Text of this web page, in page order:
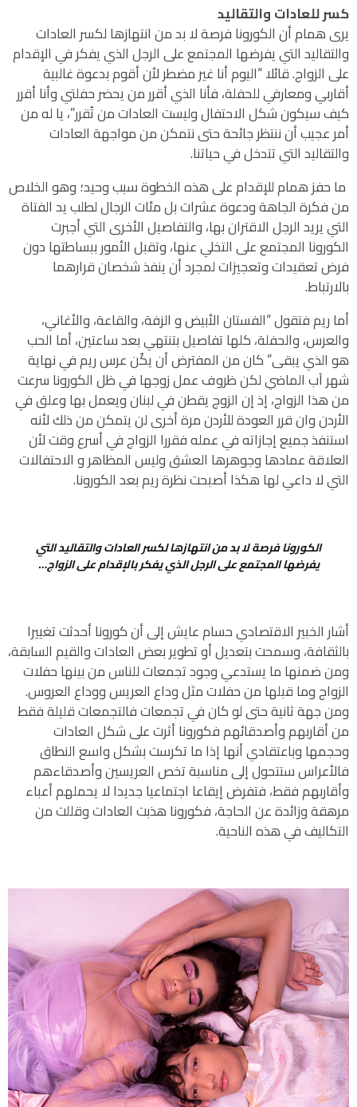
كسر للعادات والتقاليد
يرى همام أن الكورونا فرصة لا بد من انتهازها لكسر العادات
والتقاليد التي يفرضها المجتمع على الرجل الذي يفكر في الإقدام
على الزواج. قائلا “اليوم أنا غير مضطر لأن أقوم بدعوة غالبية
أقاربي ومعارفي للحفلة، فأنا الذي أقرر من يحضر حفلتي وأنا أقرر
كيف سيكون شكل الاحتفال وليست العادات من تُقرر”، يا له من
أمر عجيب أن ننتظر جائحة حتى نتمكن من مواجهة العادات
والتقاليد التي تتدخل في حياتنا.
ما حفز همام للإقدام على هذه الخطوة سبب وحيد؛ وهو الخلاص
من فكرة الجاهة ودعوة عشرات بل مئات الرجال لطلب يد الفتاة
التي يريد الرجل الاقتران بها، والتفاصيل الأخرى التي أجبرت
الكورونا المجتمع على التخلي عنها، وتقبل الأمور ببساطتها دون
فرض تعقيدات وتعجيزات لمجرد أن ينفذ شخصان قرارهما
بالارتباط.
أما ريم فتقول “الفستان الأبيض و الزفة، والقاعة، والأغاني،
والعرس، والحفلة، كلها تفاصيل بتنتهي بعد ساعتين، أما الحب
هو الذي يبقى” كان من المفترض أن يكُن عرس ريم في نهاية
شهر آب الماضي لكن ظروف عمل زوجها في ظل الكورونا سرعت
من هذا الزواج، إذ إن الزوج يقطن في لبنان ويعمل بها وعلق في
الأردن وان قرر العودة للأردن مرة أخرى لن يتمكن من ذلك لأنه
استنفذ جميع إجازاته في عمله فقررا الزواج في أسرع وقت لأن
العلاقة عمادها وجوهرها العشق وليس المظاهر و الاحتفالات
التي لا داعي لها هكذا أصبحت نظرة ريم بعد الكورونا.
الكورونا فرصة لا بد من انتهازها لكسر العادات والتقاليد التي
يفرضها المجتمع على الرجل الذي يفكر بالإقدام على الزواج…
أشار الخبير الاقتصادي حسام عايش إلى أن كورونا أحدثت تغييرا
بالثقافة، وسمحت بتعديل أو تطوير بعض العادات والقيم السابقة،
ومن ضمنها ما يستدعي وجود تجمعات للناس من بينها حفلات
الزواج وما قبلها من حفلات مثل وداع العريس ووداع العروس.
ومن جهة ثانية حتى لو كان في تجمعات فالتجمعات قليلة فقط
من أقاربهم وأصدقائهم فكورونا أثرت على شكل العادات
وحجمها وباعتقادي أنها إذا ما تكرست بشكل واسع النطاق
فالأعراس ستتحول إلى مناسبة تخص العريسين وأصدقاءهم
وأقاربهم فقط، فتفرض إيقاعا اجتماعيا جديدا لا يحملهم أعباء
مرهقة وزائدة عن الحاجة، فكورونا هذبت العادات وقللت من
التكاليف في هذه الناحية.